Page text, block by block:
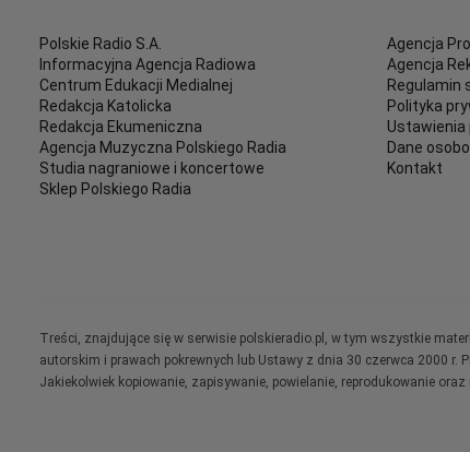
Polskie Radio S.A.
Informacyjna Agencja Radiowa
Centrum Edukacji Medialnej
Redakcja Katolicka
Redakcja Ekumeniczna
Agencja Muzyczna Polskiego Radia
Studia nagraniowe i koncertowe
Sklep Polskiego Radia
Agencja
Agencja
Regulamin
Polityka
Dane
Kontakt
Treści, znajdujące się w serwisie polskieradio.pl, w tym wszystkie
autorskim i prawach pokrewnych lub Ustawy z dnia 30 czerwca 2000 r.
Jakiekolwiek kopiowanie, zapisywanie, powielanie, reprodukowanie